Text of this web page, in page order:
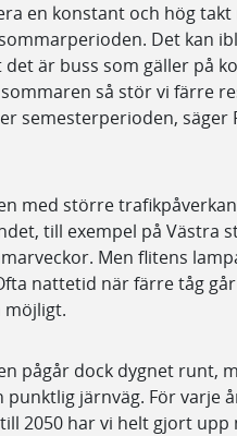
en konstant och hög
Det kan
är buss som gäller på
så stör vi färre
semesterperioden, säger
med större
till exempel på Västra
Men flitens
nattetid när färre tåg
möjligt.
pågår dock dygnet runt,
järnväg. För varje
2050 har vi helt gjort